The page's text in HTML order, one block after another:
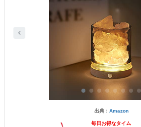
出典： Amazon
毎日お得なタイム